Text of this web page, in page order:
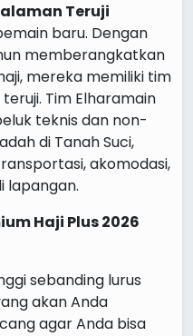
Teruji
baru. Dengan
memberangkatkan
mereka memiliki tim
Tim Elharamain
teknis dan non-
di Tanah Suci,
akomodasi,
lapangan.
Haji Plus 2026
sebanding lurus
akan Anda
agar Anda bisa